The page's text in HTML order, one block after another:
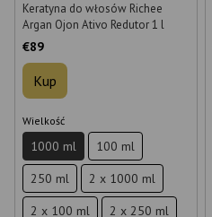
Keratyna do włosów Richee
Argan Ojon Ativo Redutor 1 l
€89
Kup
Wielkość
1000 ml
100 ml
250 ml
2 x 1000 ml
2 x 100 ml
2 x 250 ml